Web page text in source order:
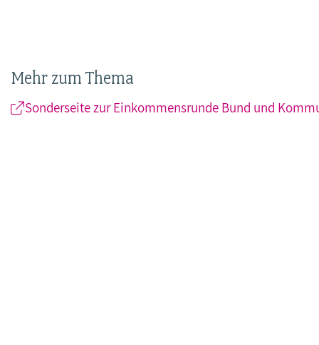
Mehr zum Thema
Sonderseite zur Einkommensrunde Bund und